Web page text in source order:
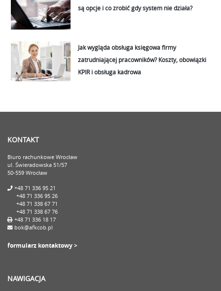
są opcje i co zrobić gdy system nie działa?
Jak wygląda obsługa księgowa firmy
zatrudniającej pracowników? Koszty, obowiązki
KPIR i obsługa kadrowa
KONTAKT
Biuro rachunkowe Wrocław
ul. Świeradowska 51/57
50-559 Wrocław
+48 71 336 95 21
+48 71 336 95 26
+48 71 338 67 71
+48 71 338 67 76
+48 71 336 18 17
bok@afkcob.pl
formularz kontaktowy >
NAWIGACJA